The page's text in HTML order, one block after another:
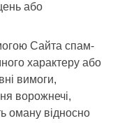
або
Сайта спам-
характеру або
вимоги,
ворожнечі,
оману відносно